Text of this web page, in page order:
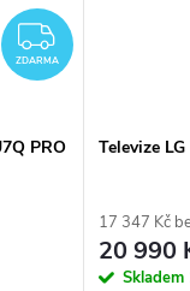
ZDARMA
ZDARMA
PRO
Televize
17 347 Kč
20 990
Skladem